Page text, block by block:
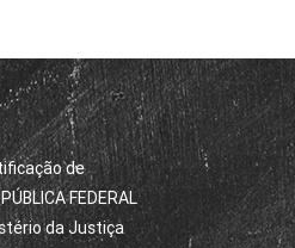
de
FEDERAL
da Justiça